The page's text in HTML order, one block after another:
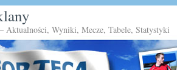
Aktualności, Wyniki, Mecze, Tabele, Statystyki